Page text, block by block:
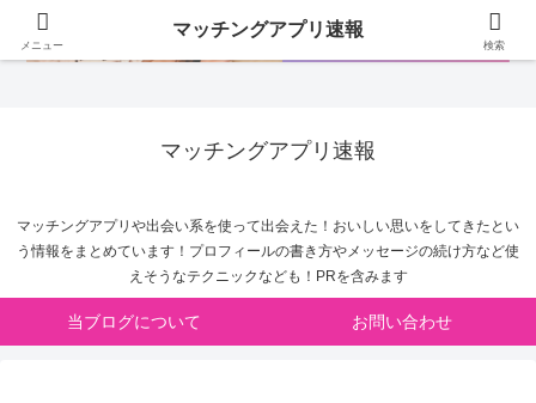
マッチングアプリ速報
マッチングアプリや出会い系を使って出会えた！おいしい思いをしてきたとい
う情報をまとめています！プロフィールの書き方やメッセージの続け方など使
えそうなテクニックなども！PRを含みます
当ブログについて お問い合わせ
メニュー
マッチングアプリ速報
検索